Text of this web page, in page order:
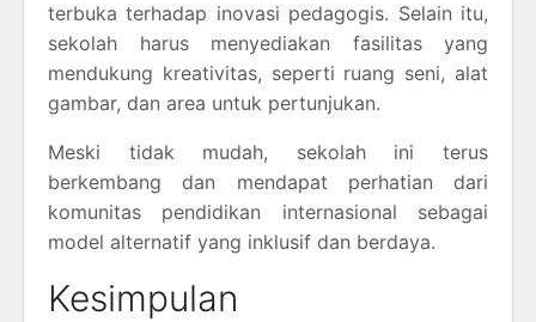
terbuka terhadap inovasi pedagogis. Selain itu,
sekolah harus menyediakan fasilitas yang
mendukung kreativitas, seperti ruang seni, alat
gambar, dan area untuk pertunjukan.
Meski tidak mudah, sekolah ini terus
berkembang dan mendapat perhatian dari
komunitas pendidikan internasional sebagai
model alternatif yang inklusif dan berdaya.
Kesimpulan